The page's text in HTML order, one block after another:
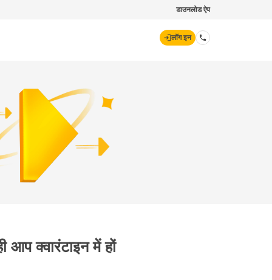
डाउनलोड ऐप
लॉग इन
आप क्वारंटाइन में हों